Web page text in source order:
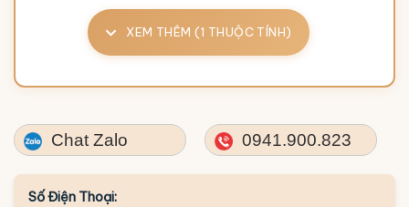
XEM THÊM (1 THUỘC TÍNH)
Chat Zalo 0941.900.823
Số Điện Thoại: